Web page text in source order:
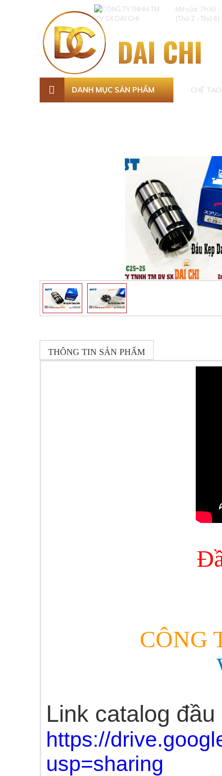
Mở cửa: 7h30
[Thứ 2 - Thứ 6]
DAI CHI
DANH MỤC SẢN PHẨM CHẾ
THÔNG TIN SẢN PHẨM
CÔNG
Link catalog
https://
usp=sharing